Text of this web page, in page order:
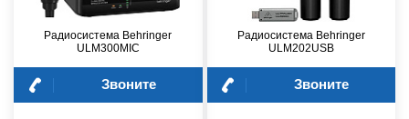
Радиосистема Behringer
ULM300MIC
Звоните
Радиосистема Behringer
ULM202USB
Звоните